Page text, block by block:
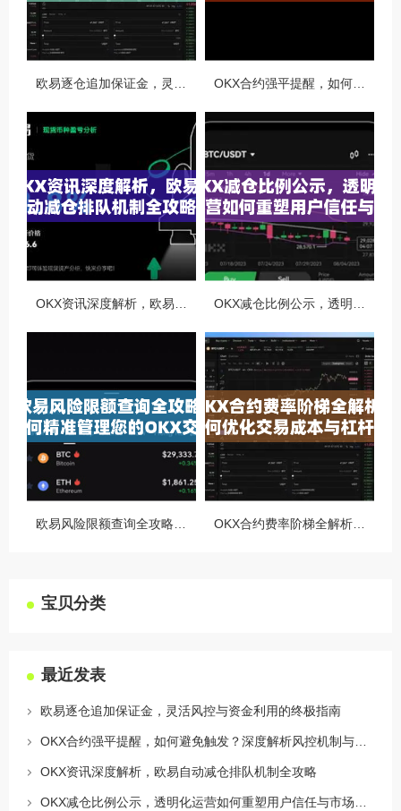
宝贝分类
最近发表
欧易逐仓追加保证金，灵活风控与资金利用的终极指南
OKX资讯深度解析，欧易自动减仓排队机制全攻略